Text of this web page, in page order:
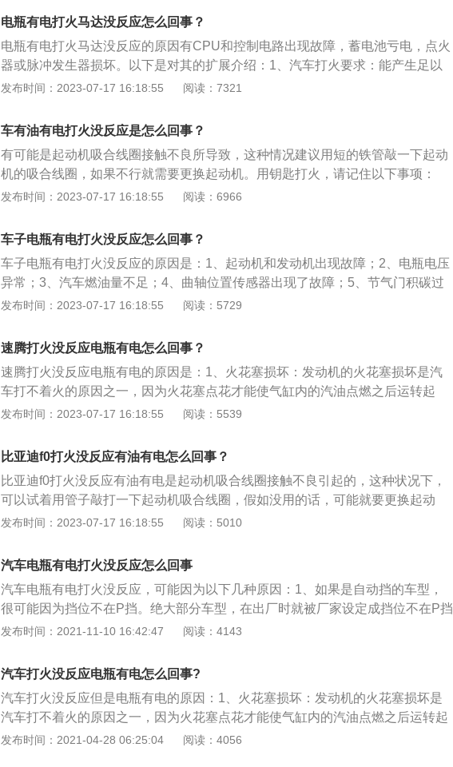
气大灯、高功率音响、DVD等也是造成车辆电路故障的原因。3、档位不对：自
动挡车启动时档位一定要放在P挡或N挡上，如果放在R或者D挡上就会打不着
火。还有一些手动挡车如果不踩离合也会打不着火。4、未加防冻液：有些车主
给车加水或劣质防冻液，结果导致冬天特别冷的情况下，造成整个水路被冻住，
发动机被冻裂，导致汽车水泵无法运作，打不着火，并且伤及发动机其他部件。
就能减少积炭。
电瓶有电打火马达没反应怎么回事？
电瓶有电打火马达没反应的原因有CPU和控制电路出现故障，蓄电池亏电，点火
器或脉冲发生器损坏。以下是对其的扩展介绍：1、汽车打火要求：能产生足以
击穿火花塞间隙的电压。火花塞电极击穿而产生火花时所需要的电压称为击穿电
穿电压大小的原因：1)火花塞电极间隙和形状：火花塞电极的间隙越大，击穿电
压就越高；电极的尖端棱角分明，所需的击穿电压低。2)气缸内混合气体的压力
和温度：混合气的压力越大，温度越低，击穿电压就越高，3)电极的温度：火花
塞电极的温度越高，电极周围的气体密度越小，击穿电压就越低。
发布时间：2023-07-17 16:18:55 阅读：7321
车有油有电打火没反应是怎么回事？
有可能是起动机吸合线圈接触不良所导致，这种情况建议用短的铁管敲一下起动
机的吸合线圈，如果不行就需要更换起动机。用钥匙打火，请记住以下事项：
1、不要转到start：打燃火后不要再把钥匙转到start位置，不要使用经过加工的钥
或因负荷过重导致发生火灾。2、点火时间不能过长：点火开关在start位置的时间
不能超过5秒。如果第一次起动发动机没有成功，应至少等待30秒，然后才能再
次启动；行驶中，切勿把点火开关置于lock或acc位置，这样会导致方向盘、制动
器和动力转向系统失效。
发布时间：2023-07-17 16:18:55 阅读：6966
车子电瓶有电打火没反应怎么回事？
车子电瓶有电打火没反应的原因是：1、起动机和发动机出现故障；2、电瓶电压
异常；3、汽车燃油量不足；4、曲轴位置传感器出现了故障；5、节气门积碳过
多；6、汽油泵出现故障；7、挡位挂错。车子电瓶有电打火没反应的处理方法
熄火；2、给车加油后重新启动；3、牵引启动汽车；4、拨打保险电话，原地等
待救援。
发布时间：2023-07-17 16:18:55 阅读：5729
速腾打火没反应电瓶有电怎么回事？
速腾打火没反应电瓶有电的原因是：1、火花塞损坏：发动机的火花塞损坏是汽
车打不着火的原因之一，因为火花塞点花才能使气缸内的汽油点燃之后运转起
来；2、分电器线路故障：打火主要的电路是分线器，如果分线器损坏也有可能
果起动机损坏就不能打着火。速腾是一款德国新工艺与现代动感造型完美结合的
大空间A加级舒适轿车。车身尺寸方面，速腾的长宽高分别为4544mm、1760m
m、1461mm。
发布时间：2023-07-17 16:18:55 阅读：5539
比亚迪f0打火没反应有油有电怎么回事？
比亚迪f0打火没反应有油有电是起动机吸合线圈接触不良引起的，这种状况下，
可以试着用管子敲打一下起动机吸合线圈，假如没用的话，可能就要更换起动
机。比亚迪f0搭载BYD371QA全铝高性能环保发动机，全铝材质的发动机，相对
推出的一款精品小车，其车身长宽高分别是3460毫米、1618毫米、1465毫米。
发布时间：2023-07-17 16:18:55 阅读：5010
汽车电瓶有电打火没反应怎么回事
汽车电瓶有电打火没反应，可能因为以下几种原因：1、如果是自动挡的车型，
很可能因为挡位不在P挡。绝大部分车型，在出厂时就被厂家设定成挡位不在P挡
无法点火，这主要是为了安全考虑。为了防止挡位在D挡或R挡时点火，汽车前
样是为了安全考虑。解决办法：踩着刹车点火。3、方向盘锁死。这是汽车的一
种防盗功能。如果车辆熄火后转动了方向盘，汽车电脑会认为车辆存在被盗情
况，自动启动防盗功能。此时不但不能点火，方向盘也无法转动。解决办法：一
边转动方向盘一边拧车钥匙启动即可解决。以上列举的只是几个比较常见的原
因。还有可能是汽车本身有问题（例如启动马达的碳刷磨损，导致接触不良）。
发布时间：2021-11-10 16:42:47 阅读：4143
汽车打火没反应电瓶有电怎么回事?
汽车打火没反应但是电瓶有电的原因：1、火花塞损坏：发动机的火花塞损坏是
汽车打不着火的原因之一，因为火花塞点花才能使气缸内的汽油点燃之后运转起
来；2、分电器线路故障：打火主要的电路是分线器，如果分线器损坏也有可能
发布时间：2021-04-28 06:25:04 阅读：4056